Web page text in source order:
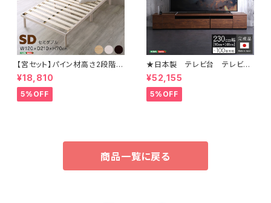
【宮セット】パイン材高さ2段階調
整脚付きすのこベッド(セミダブ
ル) ASP-HP-02SD
¥18,810
5%OFF
★日本製 テレビ台 テレビボ
ード 230cm幅 【BARS-バ
ース-】 SH-24-BR230
¥52,155
5%OFF
商品一覧に戻る